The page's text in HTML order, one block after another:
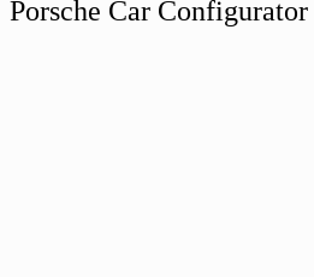
Porsche Car